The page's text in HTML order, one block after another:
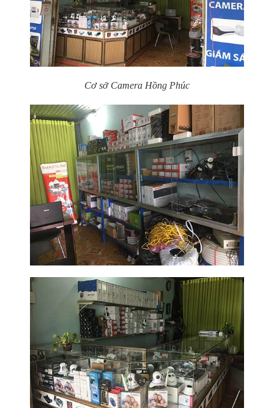
Cơ sở Camera Hồng Phúc